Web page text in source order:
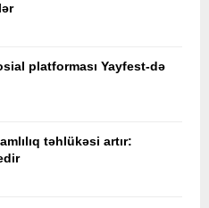
platforması Yayfest-də
təhlükəsi artır: